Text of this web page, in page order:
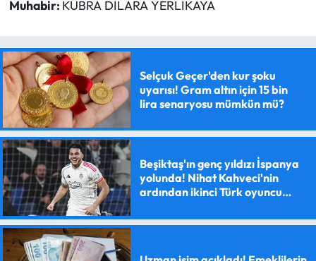
Muhabir: KÜBRA DİLARA YERLİKAYA
Selçuk Geçer'den kur şoku
uyarısı! Gram altın için 15 bin
lira senaryosu mümkün mü?
Beşiktaş'ın genç yıldızı İspanya
yolunda! Nihat Kahveci'nin
ardından ikinci Türk oyuncu